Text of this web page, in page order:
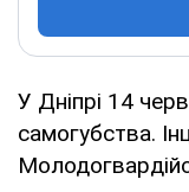
У Дніпрі 14
самогубства.